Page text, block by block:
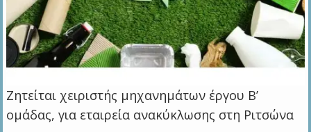
Ζητείται χειριστής μηχανημάτων έργου Β’
ομάδας, για εταιρεία ανακύκλωσης στη Ριτσώνα